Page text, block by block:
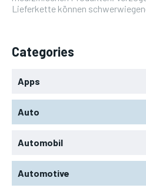
Lieferkette können
Categories
Apps
Auto
Automobil
Automotive